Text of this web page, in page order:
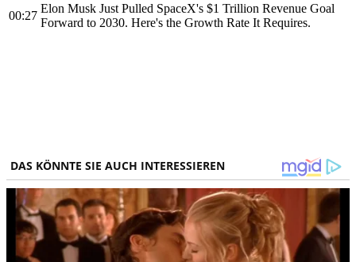
00:27
Elon Musk Just Pulled SpaceX's $1 Trillion Revenue Goal
Forward to 2030. Here's the Growth Rate It Requires.